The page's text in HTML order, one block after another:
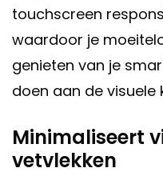
touchscreen
waardoor je
genieten van je
doen aan de visuele
Minimaliseert
vetvlekken